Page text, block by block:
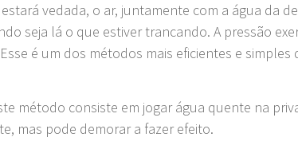
vedada, o ar, juntamente com a água da
seja lá o que estiver trancando. A pressão
é um dos métodos mais eficientes e
método consiste em jogar água quente na
mas pode demorar a fazer efeito.